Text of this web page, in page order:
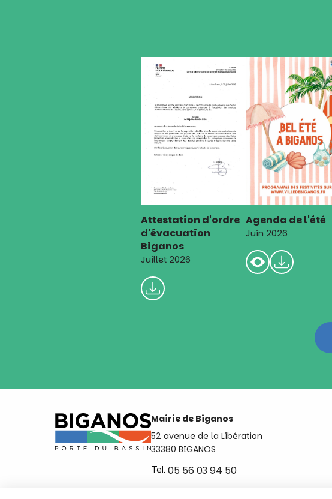
Attestation d'ordre
d'évacuation
Biganos
Juillet 2026
Agenda de l'été
Juin 2026
Mairie de Biganos
52 avenue de la Libération
33380 BIGANOS
Tel. 05 56 03 94 50